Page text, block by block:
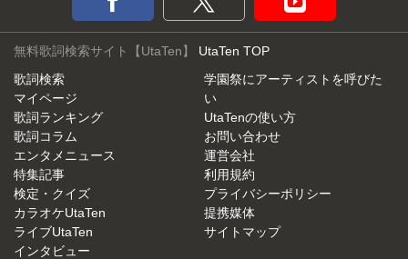
無料歌詞検索サイト【UtaTen】 UtaTen TOP
歌詞検索
マイページ
歌詞ランキング
歌詞コラム
エンタメニュース
特集記事
検定・クイズ
カラオケUtaTen
ライブUtaTen
インタビュー
学園祭にアーティストを呼びた
い
UtaTenの使い方
お問い合わせ
運営会社
利用規約
プライバシーポリシー
提携媒体
サイトマップ